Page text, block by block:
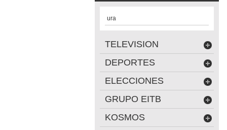
ura
TELEVISION
DEPORTES
ELECCIONES
GRUPO EITB
KOSMOS